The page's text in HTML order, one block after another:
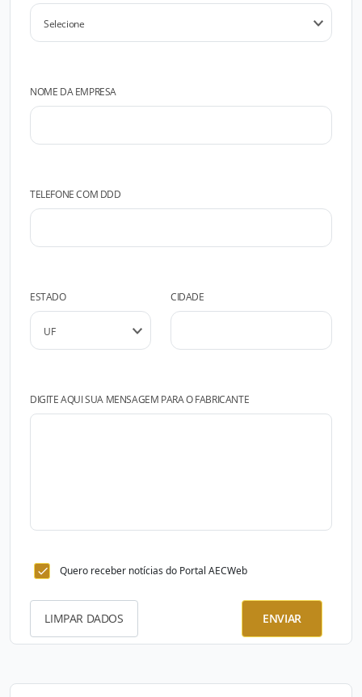
NOME DA EMPRESA
TELEFONE COM DDD
ESTADO CIDADE
DIGITE AQUI SUA MENSAGEM PARA O FABRICANTE
Quero receber notícias do Portal AECWeb
LIMPAR DADOS ENVIAR